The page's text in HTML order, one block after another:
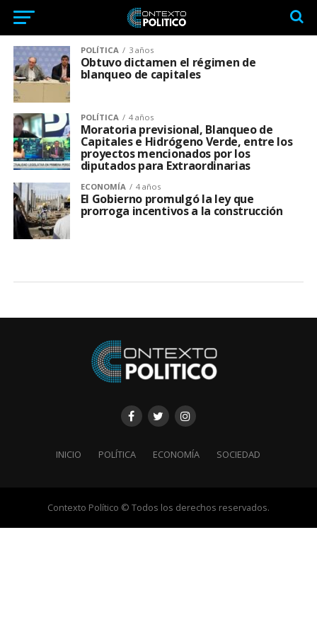
POLÍTICA 3 años
Obtuvo dictamen el régimen de
blanqueo de capitales
POLÍTICA 4 años
Moratoria previsional, Blanqueo de
Capitales e Hidrógeno Verde, entre los
proyectos mencionados por los
diputados para Extraordinarias
ECONOMÍA 4 años
El Gobierno promulgó la ley que
prorroga incentivos a la construcción
INICIO POLÍTICA ECONOMÍA SOCIEDAD
Contexto Político © Todos los derechos reservados.